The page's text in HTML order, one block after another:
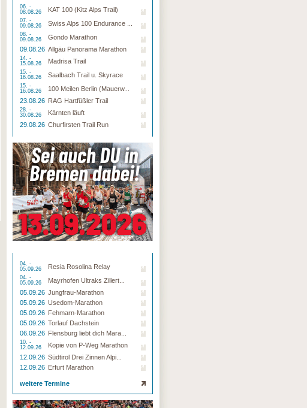
06. -
08.08.26
KAT 100 (Kitz Alps Trail)
07. -
09.08.26
Swiss Alps 100 Endurance ...
08. -
09.08.26
Gondo Marathon
09.08.26 Allgäu Panorama Marathon
14. -
15.08.26
Madrisa Trail
15. -
16.08.26
Saalbach Trail u. Skyrace
15. -
16.08.26
100 Meilen Berlin (Mauerw...
23.08.26 RAG Hartfüßler Trail
28. -
30.08.26
Kärnten läuft
29.08.26 Churfirsten Trail Run
04. -
05.09.26
Resia Rosolina Relay
04. -
05.09.26
Mayrhofen Ultraks Zillert...
05.09.26 Jungfrau-Marathon
05.09.26 Usedom-Marathon
05.09.26 Fehmarn-Marathon
05.09.26 Torlauf Dachstein
06.09.26 Flensburg liebt dich Mara...
10. -
12.09.26
Kopie von P-Weg Marathon
12.09.26 Südtirol Drei Zinnen Alpi...
12.09.26 Erfurt Marathon
weitere Termine